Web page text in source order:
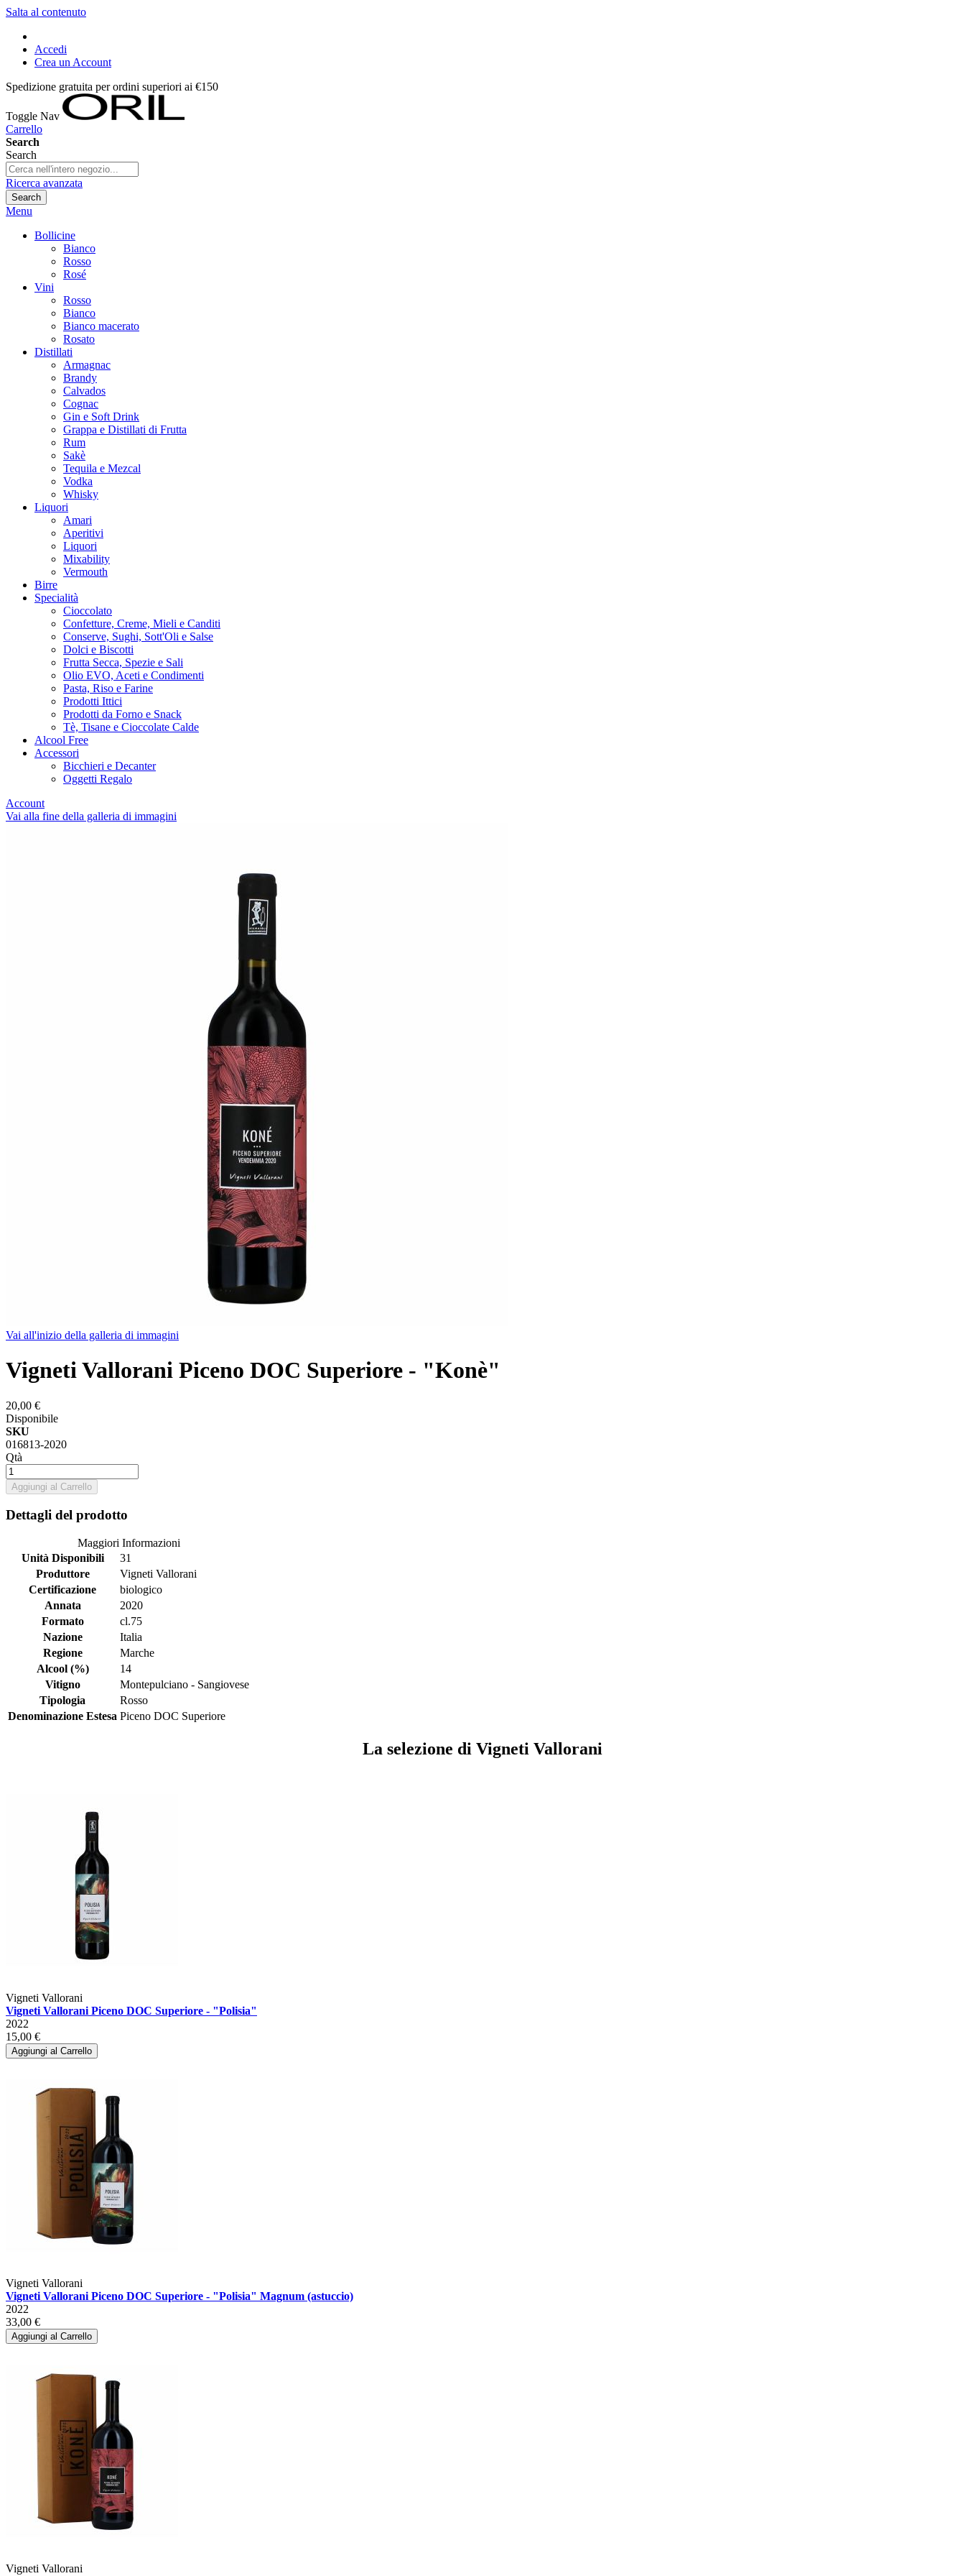
Salta al contenuto
Accedi
Crea un Account
Spedizione gratuita per ordini superiori ai €150
Toggle Nav
Carrello
Search
Search
Ricerca avanzata
Search
Menu
Bollicine
Bianco
Rosso
Rosé
Vini
Rosso
Bianco
Bianco macerato
Rosato
Distillati
Armagnac
Brandy
Calvados
Cognac
Gin e Soft Drink
Grappa e Distillati di Frutta
Rum
Sakè
Tequila e Mezcal
Vodka
Whisky
Liquori
Amari
Aperitivi
Liquori
Mixability
Vermouth
Birre
Specialità
Cioccolato
Confetture, Creme, Mieli e Canditi
Conserve, Sughi, Sott'Oli e Salse
Dolci e Biscotti
Frutta Secca, Spezie e Sali
Olio EVO, Aceti e Condimenti
Pasta, Riso e Farine
Prodotti Ittici
Prodotti da Forno e Snack
Tè, Tisane e Cioccolate Calde
Alcool Free
Accessori
Bicchieri e Decanter
Oggetti Regalo
Account
Vai alla fine della galleria di immagini
Vai all'inizio della galleria di immagini
Vigneti Vallorani Piceno DOC Superiore - "Konè"
20,00 €
Disponibile
SKU
016813-2020
Qtà
Aggiungi al Carrello
Dettagli del prodotto
Maggiori Informazioni
Unità Disponibili
31
Produttore
Vigneti Vallorani
Certificazione
biologico
Annata
2020
Formato
cl.75
Nazione
Italia
Regione
Marche
Alcool (%)
14
Vitigno
Montepulciano - Sangiovese
Tipologia
Rosso
Denominazione Estesa Piceno DOC Superiore
La selezione di Vigneti Vallorani
Vigneti Vallorani
Vigneti Vallorani Piceno DOC Superiore - "Polisia"
2022
15,00 €
Aggiungi al Carrello
Vigneti Vallorani
Vigneti Vallorani Piceno DOC Superiore - "Polisia" Magnum (astuccio)
2022
33,00 €
Aggiungi al Carrello
Vigneti Vallorani